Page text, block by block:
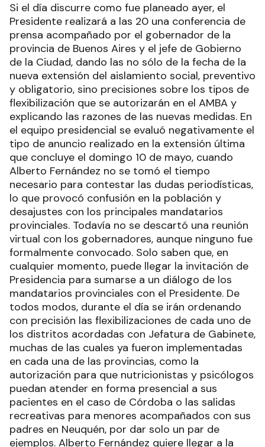
Si el día discurre como fue planeado ayer, el
Presidente realizará a las 20 una conferencia de
prensa acompañado por el gobernador de la
provincia de Buenos Aires y el jefe de Gobierno
de la Ciudad, dando las no sólo de la fecha de la
nueva extensión del aislamiento social, preventivo
y obligatorio, sino precisiones sobre los tipos de
flexibilización que se autorizarán en el AMBA y
explicando las razones de las nuevas medidas. En
el equipo presidencial se evaluó negativamente el
tipo de anuncio realizado en la extensión última
que concluye el domingo 10 de mayo, cuando
Alberto Fernández no se tomó el tiempo
necesario para contestar las dudas periodísticas,
lo que provocó confusión en la población y
desajustes con los principales mandatarios
provinciales. Todavía no se descartó una reunión
virtual con los gobernadores, aunque ninguno fue
formalmente convocado. Solo saben que, en
cualquier momento, puede llegar la invitación de
Presidencia para sumarse a un diálogo de los
mandatarios provinciales con el Presidente. De
todos modos, durante el día se irán ordenando
con precisión las flexibilizaciones de cada uno de
los distritos acordadas con Jefatura de Gabinete,
muchas de las cuales ya fueron implementadas
en cada una de las provincias, como la
autorización para que nutricionistas y psicólogos
puedan atender en forma presencial a sus
pacientes en el caso de Córdoba o las salidas
recreativas para menores acompañados con sus
padres en Neuquén, por dar solo un par de
ejemplos. Alberto Fernández quiere llegar a la